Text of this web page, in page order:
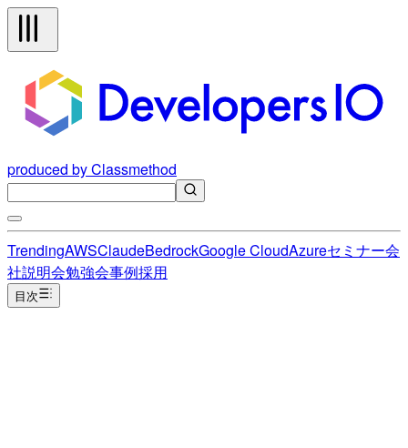
produced by Classmethod
TrendingAWSClaudeBedrockGoogle CloudAzureセミナー会
社説明会勉強会事例採用
目次